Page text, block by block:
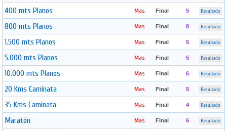
400 mts Planos Mas Final 5 Resultado
800 mts Planos Mas Final 8 Resultado
1.500 mts Planos Mas Final 5 Resultado
5.000 mts Planos Mas Final 5 Resultado
10.000 mts Planos Mas Final 6 Resultado
20 Kms Caminata Mas Final 5 Resultado
35 Kms Caminata Mas Final 4 Resultado
Maratón Mas Final 6 Resultado